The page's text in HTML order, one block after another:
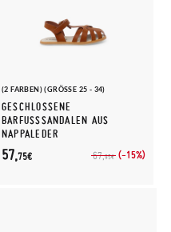
(2 FARBEN) (GRÖSSE 25 - 34)
GESCHLOSSENE
BARFUSSSANDALEN AUS N
APPALEDER
67,95€ (-15%)
57,75€